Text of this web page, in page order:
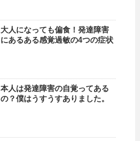
大人になっても偏食！発達障害
にあるある感覚過敏の4つの症状
本人は発達障害の自覚ってある
の？僕はうすうすありました。